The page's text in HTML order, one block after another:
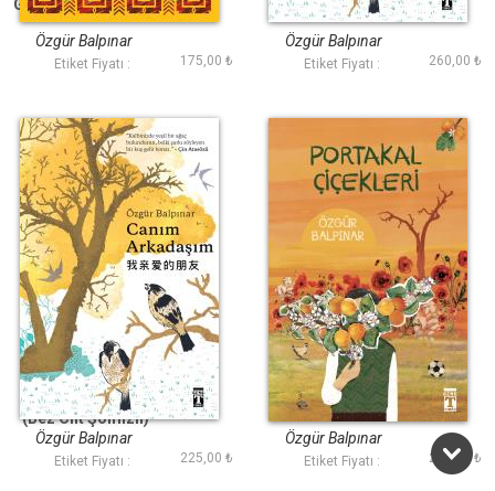
Göğü Yere İndirelim
Özgür Balpınar
Etiket Fiyatı : 175,00 ₺
Canım Arkadaşım
Özgür Balpınar
Etiket Fiyatı : 260,00 ₺
Canım Arkadaşım
(Bez Cilt Şömizli)
Özgür Balpınar
Etiket Fiyatı : 225,00 ₺
Portakal Çiçekleri
Özgür Balpınar
Etiket Fiyatı : 230,00 ₺